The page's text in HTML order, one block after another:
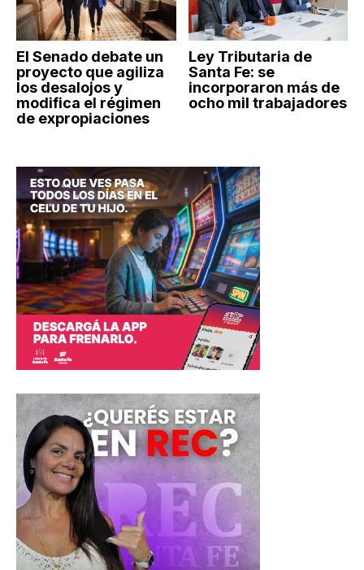
El Senado debate un
proyecto que agiliza
los desalojos y
modifica el régimen
de expropiaciones
Ley Tributaria de
Santa Fe: se
incorporaron más de
ocho mil trabajadores